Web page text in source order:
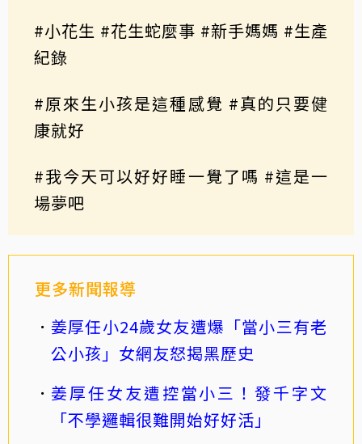
#小花生 #花生蛇麼事 #新手媽媽 #生產
紀錄
#原來生小孩是這種感覺 #真的只要健
康就好
#我今天可以好好睡一覺了嗎 #這是一
場夢吧
更多新聞報導
姜厚任小24歲女友遭爆「當小三有老
公小孩」女網友怒揭黑歷史
姜厚任女友遭控當小三！發千字文
「不學邏輯很難開始好好活」